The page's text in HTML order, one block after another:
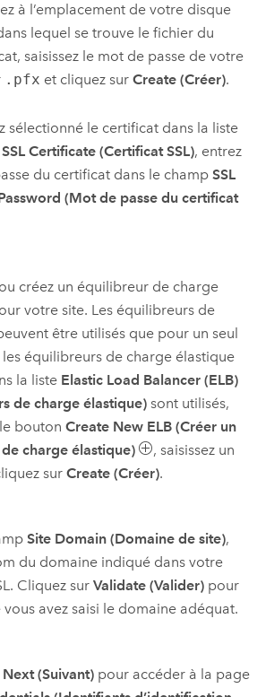
à l’emplacement de votre disque
lequel se trouve le fichier du
saisissez le mot de passe de votre
.pfx et cliquez surCreate (Créer).
sélectionné le certificat dans la liste
SSL Certificate (Certificat SSL), entrez
du certificat dans le champ SSL
(Mot de passe du certificat
créez un équilibreur de charge
votre site. Les équilibreurs de
être utilisés que pour un seul
les équilibreurs de charge élastique
la liste Elastic Load Balancer (ELB)
de charge élastique)sont utilisés,
bouton Create New ELB (Créer un
charge élastique)
, saisissez un
sur Create (Créer).
Site Domain (Domaine de site),
du domaine indiqué dans votre
Cliquez sur Validate (Valider)pour
avez saisi le domaine adéquat.
Next (Suivant)pour accéder à la page